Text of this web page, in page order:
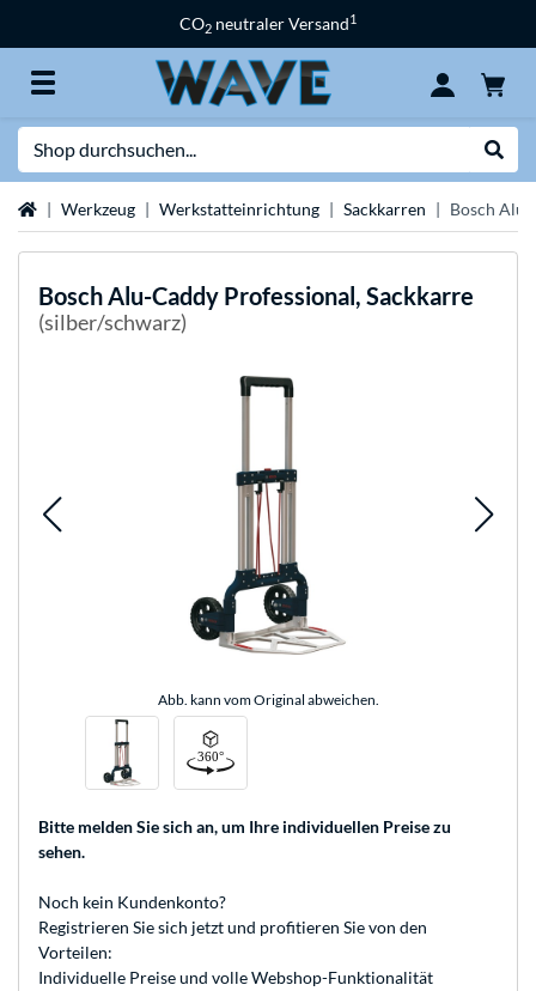
CO2 neutraler Versand1
StartseiteWerkzeug Werkstatteinrichtung Sackkarren Bosch Alu-
BoschAlu-Caddy Professional, Sackkarre
(silber/schwarz)
Abb. kann vom Original abweichen.
Bitte melden Sie sich an, um Ihre individuellen Preise zu
sehen.
Noch kein Kundenkonto?
Registrieren Sie sich jetzt und profitieren Sie von den
Vorteilen:
Individuelle Preise und volle Webshop-Funktionalität